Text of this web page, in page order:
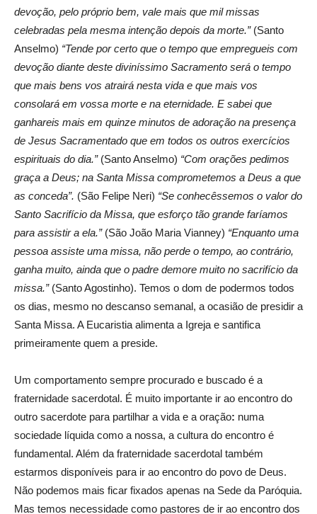
devoção, pelo próprio bem, vale mais que mil missas
celebradas pela mesma intenção depois da morte.”(Santo
Anselmo) “Tende por certo que o tempo que empregueis com
devoção diante deste diviníssimo Sacramento será o tempo
que mais bens vos atrairá nesta vida e que mais vos
consolará em vossa morte e na eternidade. E sabei que
ganhareis mais em quinze minutos de adoração na presença
de Jesus Sacramentado que em todos os outros exercícios
espirituais do dia.”(Santo Anselmo) “Com orações pedimos
graça a Deus; na Santa Missa comprometemos a Deus a que
as conceda”. (São Felipe Neri) “Se conhecêssemos o valor do
Santo Sacrifício da Missa, que esforço tão grande faríamos
para assistir a ela.” (São João Maria Vianney) “Enquanto uma
pessoa assiste uma missa, não perde o tempo, ao contrário,
ganha muito, ainda que o padre demore muito no sacrifício da
missa.”(Santo Agostinho). Temos o dom de podermos todos
os dias, mesmo no descanso semanal, a ocasião de presidir a
Santa Missa. A Eucaristia alimenta a Igreja e santifica
primeiramente quem a preside.
Um comportamento sempre procurado e buscado é a
fraternidade sacerdotal. É muito importante ir ao encontro do
outro sacerdote para partilhar a vida e a oração: numa
sociedade líquida como a nossa, a cultura do encontro é
fundamental. Além da fraternidade sacerdotal também
estarmos disponíveis para ir ao encontro do povo de Deus.
Não podemos mais ficar fixados apenas na Sede da Paróquia.
Mas temos necessidade como pastores de ir ao encontro dos